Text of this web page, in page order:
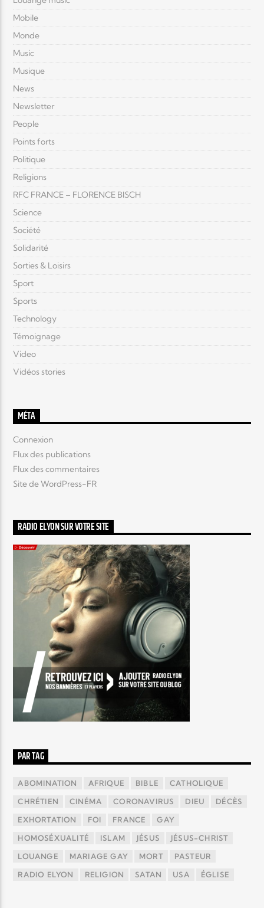
Mobile
Monde
Music
Musique
News
Newsletter
People
Points forts
Politique
Religions
RFC FRANCE – FLORENCE BISCH
Science
Société
Solidarité
Sorties & Loisirs
Sport
Sports
Technology
Témoignage
Video
Vidéos stories
MÉTA
Connexion
Flux des publications
Flux des commentaires
Site de WordPress-FR
RADIO ELYON SUR VOTRE SITE
PAR TAG
ABOMINATION AFRIQUE BIBLE CATHOLIQUE
CHRÉTIEN CINÉMA CORONAVIRUS DIEU DÉCÈS
EXHORTATION FOI FRANCE GAY
HOMOSÉXUALITÉ ISLAM JÉSUS JÉSUS-CHRIST
LOUANGE MARIAGE GAY MORT PASTEUR
RADIO ELYON RELIGION SATAN USA ÉGLISE